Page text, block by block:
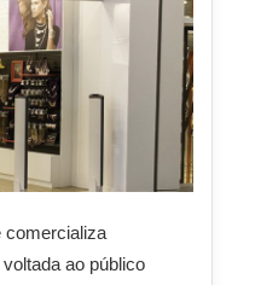
comercializa
ao público